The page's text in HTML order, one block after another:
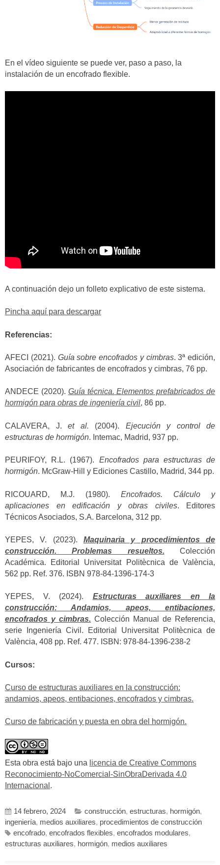
En el vídeo siguiente se puede ver, paso a paso, la
instalación de un encofrado flexible.
A continuación dejo un folleto explicativo de este sistema.
Pincha aquí para descargar
Referencias:
AFECI (2021). Guía sobre encofrados y cimbras. 3ª edición,
Asociación de fabricantes de encofrados y cimbras, 76 pp.
ANDECE (2020). Guía técnica. Elementos prefabricados de
hormigón para obras de ingeniería civil, 86 pp.
CALAVERA, J. et al. (2004). Ejecución y control de
estructuras de hormigón. Intemac, Madrid, 937 pp.
PEURIFOY, R.L. (1967). Encofrados para estructuras de
hormigón. McGraw-Hill y Ediciones Castillo, Madrid, 344 pp.
RICOUARD, M.J. (1980). Encofrados. Cálculo y
aplicaciones en edificación y obras civiles. Editores
Técnicos Asociados, S.A. Barcelona, 312 pp.
YEPES, V. (2023). Maquinaria y procedimientos de
construcción. Problemas resueltos. Colección
Académica. Editorial Universitat Politècnica de València,
562 pp. Ref. 376. ISBN 978-84-1396-174-3
YEPES, V. (2024). Estructuras auxiliares en la
construcción: Andamios, apeos, entibaciones,
encofrados y cimbras. Colección Manual de Referencia,
serie Ingeniería Civil. Editorial Universitat Politècnica de
València, 408 pp. Ref. 477. ISBN: 978-84-1396-238-2
Cursos:
Curso de estructuras auxiliares en la construcción:
andamios, apeos, entibaciones, encofrados y cimbras.
Curso de fabricación y puesta en obra del hormigón.
Esta obra está bajo una licencia de Creative Commons
Reconocimiento-NoComercial-SinObraDerivada 4.0
Internacional .
14 febrero, 2024 construcción, estructuras, hormigón,
ingeniería, medios auxiliares, procedimientos de construcción
encofrado, encofrados flexibles, encofrados modulares,
estructuras auxiliares, hormigón, medios auxiliares